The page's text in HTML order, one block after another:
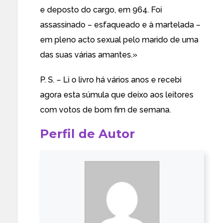
e deposto do cargo, em 964. Foi
assassinado – esfaqueado e à martelada –
em pleno acto sexual pelo marido de uma
das suas várias amantes.»
P. S. – Li o livro há vários anos e recebi
agora esta súmula que deixo aos leitores
com votos de bom fim de semana.
Perfil de Autor